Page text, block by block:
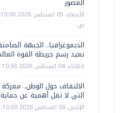
الأربعاء، 05 اغسطس 2026 10:00
ص
الديموغرافيا.. الجبهة
تعيد رسم خريطة القوة
الثلاثاء، 04 اغسطس 2026 10:36 ص
الالتفاف حول الوطن..
التي لا تقل أهمية عن
الإثنين، 03 اغسطس 2026 10:00 ص